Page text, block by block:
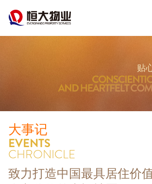
贴
大事记
EVENTS
CHRONICLE
致力打造中国最具居住价